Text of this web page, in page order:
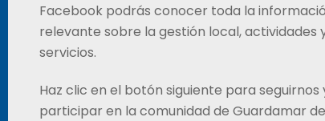
Facebook podrás conocer toda la
relevante sobre la gestión local, actividades
servicios.
Haz clic en el botón siguiente para seguirnos
participar en la comunidad de Guardamar